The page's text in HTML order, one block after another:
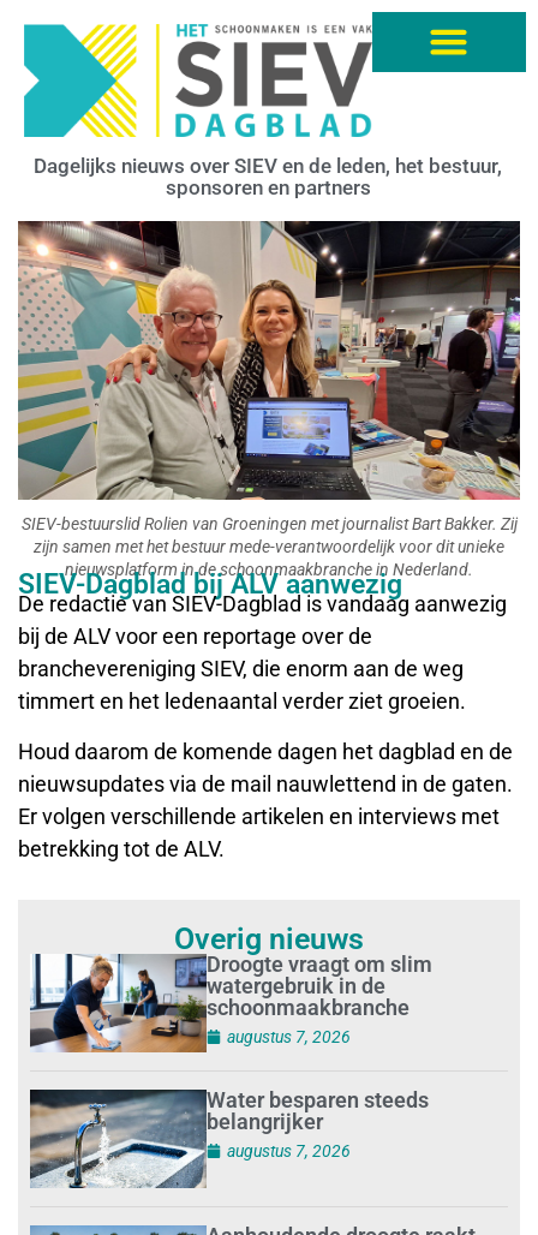
Dagelijks nieuws over SIEV en de leden, het bestuur,
sponsoren en partners
SIEV-bestuurslid Rolien van Groeningen met journalist Bart Bakker. Zij
zijn samen met het bestuur mede-verantwoordelijk voor dit unieke
nieuwsplatform in de schoonmaakbranche in Nederland.
SIEV-Dagblad bij ALV aanwezig
De redactie van SIEV-Dagblad is vandaag aanwezig
bij de ALV voor een reportage over de
branchevereniging SIEV, die enorm aan de weg
timmert en het ledenaantal verder ziet groeien.
Houd daarom de komende dagen het dagblad en de
nieuwsupdates via de mail nauwlettend in de gaten.
Er volgen verschillende artikelen en interviews met
betrekking tot de ALV.
Overig nieuws
Droogte vraagt om slim
watergebruik in de
schoonmaakbranche
augustus 7, 2026
Water besparen steeds
belangrijker
augustus 7, 2026